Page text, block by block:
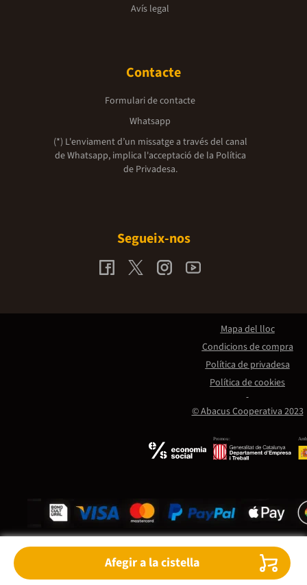
Afegir a la cistella
Avís legal
Contacte
Formulari de contacte
Whatsapp
(*) L'enviament d’un missatge a través del canal
de Whatsapp, implica l'acceptació de la Política
de Privadesa.
Segueix-nos
Promou:
© Abacus Cooperativa 2023
Mapa del lloc
Condicions de compra
Política de privadesa
Política de cookies